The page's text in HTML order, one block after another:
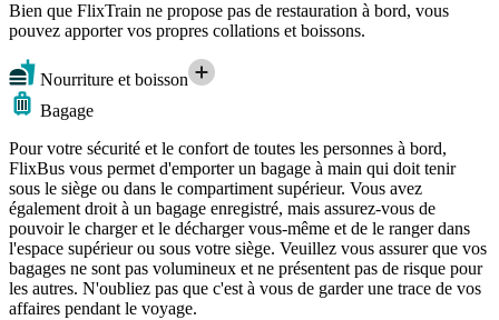
Bien que FlixTrain ne propose pas de restauration à bord, vous
pouvez apporter vos propres collations et boissons.
Nourriture et boisson
Bagage
Pour votre sécurité et le confort de toutes les personnes à bord,
FlixBus vous permet d'emporter un bagage à main qui doit tenir
sous le siège ou dans le compartiment supérieur. Vous avez
également droit à un bagage enregistré, mais assurez-vous de
pouvoir le charger et le décharger vous-même et de le ranger dans
l'espace supérieur ou sous votre siège. Veuillez vous assurer que vos
bagages ne sont pas volumineux et ne présentent pas de risque pour
les autres. N'oubliez pas que c'est à vous de garder une trace de vos
affaires pendant le voyage.